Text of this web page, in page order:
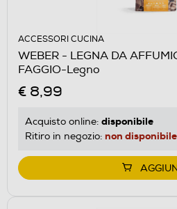
ACCESSORI CUCINA
WEBER - LEGNA DA
FAGGIO-Legno
€ 8,99
Acquisto online: disponibile
Ritiro in negozio: non disponibile